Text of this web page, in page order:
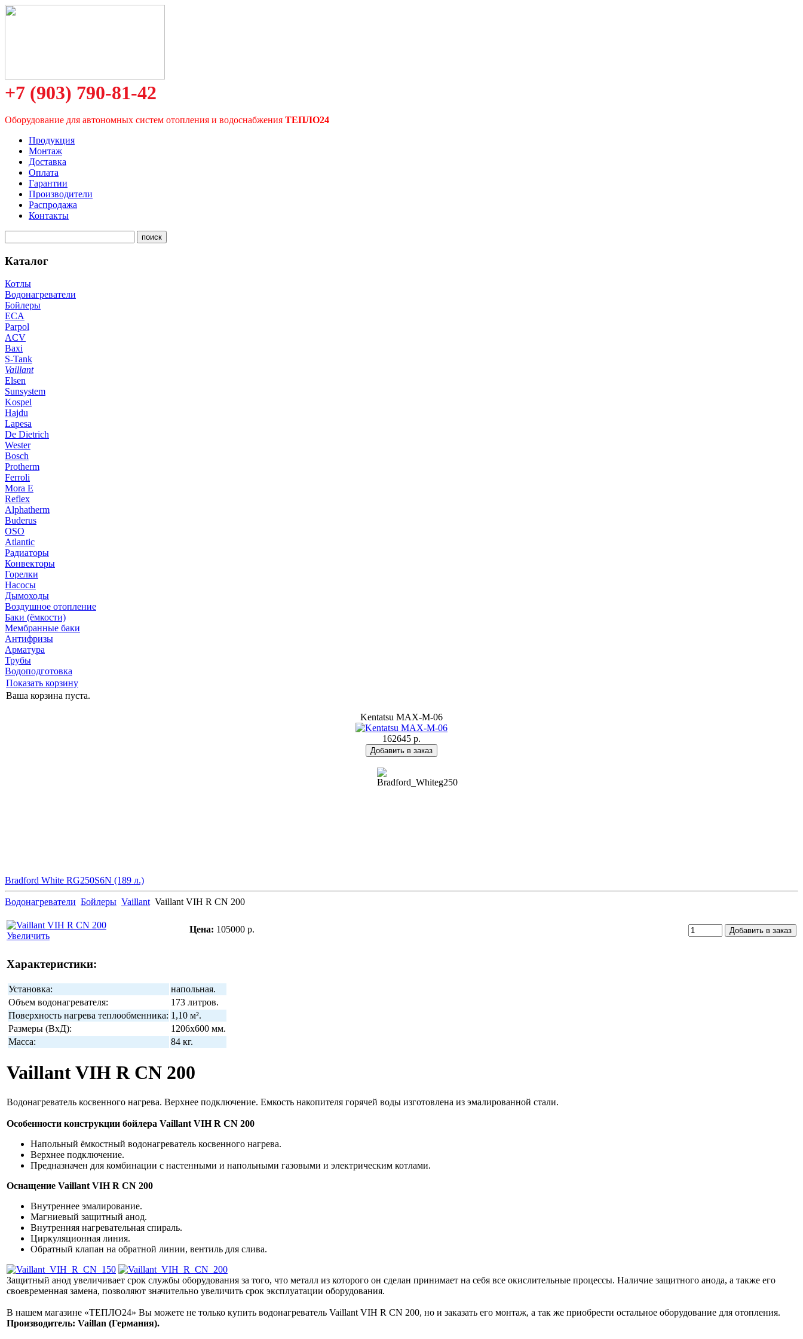
+7 (903) 790-81-42
Оборудование для автономных систем отопления и водоснабжения ТЕПЛО24
Продукция
Монтаж
Доставка
Оплата
Гарантии
Производители
Распродажа
Контакты
Каталог
Котлы
Водонагреватели
Бойлеры
ECA
Parpol
ACV
Baxi
S-Tank
Vaillant
Elsen
Sunsystem
Kospel
Hajdu
Lapesa
De Dietrich
Wester
Bosch
Protherm
Ferroli
Mora E
Reflex
Alphatherm
Buderus
OSO
Atlantic
Радиаторы
Конвекторы
Горелки
Насосы
Дымоходы
Воздушное отопление
Баки (ёмкости)
Мембранные баки
Антифризы
Арматура
Трубы
Водоподготовка
Показать корзину
Ваша корзина пуста.
Kentatsu MAX-M-06
162645 р.
Bradford White RG250S6N (189 л.)
Водонагреватели Бойлеры Vaillant Vaillant VIH R CN 200
Увеличить
Цена: 105000 р.
Характеристики:
Установка:
напольная.
Объем водонагревателя:
173 литров.
Поверхность нагрева теплообменника: 1,10 м².
Размеры (ВхД):
1206х600 мм.
Масса:
84 кг.
Vaillant VIH R CN 200
Водонагреватель косвенного нагрева. Верхнее подключение. Емкость накопителя горячей воды изготовлена из эмалированной стали.
Особенности конструкции бойлера Vaillant VIH R CN 200
Напольный ёмкостный водонагреватель косвенного нагрева.
Верхнее подключение.
Предназначен для комбинации с настенными и напольными газовыми и электрическим котлами.
Оснащение Vaillant VIH R CN 200
Внутреннее эмалирование.
Магниевый защитный анод.
Внутренняя нагревательная спираль.
Циркуляционная линия.
Обратный клапан на обратной линии, вентиль для слива.
Защитный анод увеличивает срок службы оборудования за того, что металл из которого он сделан принимает на себя все окислительные процессы. Наличие защитного анода, а также его
своевременная замена, позволяют значительно увеличить срок эксплуатации оборудования.
В нашем магазине «ТЕПЛО24» Вы можете не только купить водонагреватель Vaillant VIH R CN 200, но и заказать его монтаж, а так же приобрести остальное оборудование для отопления.
Производитель: Vaillan (Германия).